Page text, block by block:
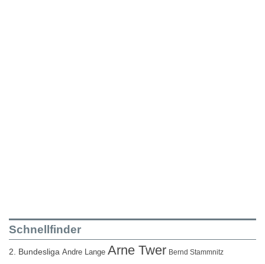
Schnellfinder
2. Bundesliga Andre Lange Arne Twer Bernd Stammnitz